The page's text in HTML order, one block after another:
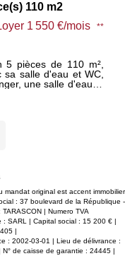
110 m2
1 550 €/mois
**
5 pièces de 110 m²,
salle d'eau et WC,
une salle d'eau et
Répondez au
original est accent immobilier
: 37 boulevard de la République -
| Numero TVA
: SARL | Capital social : 15 200 € |
|
: 2002-03-01 | Lieu de délivrance :
de caisse de garantie : 24445 |